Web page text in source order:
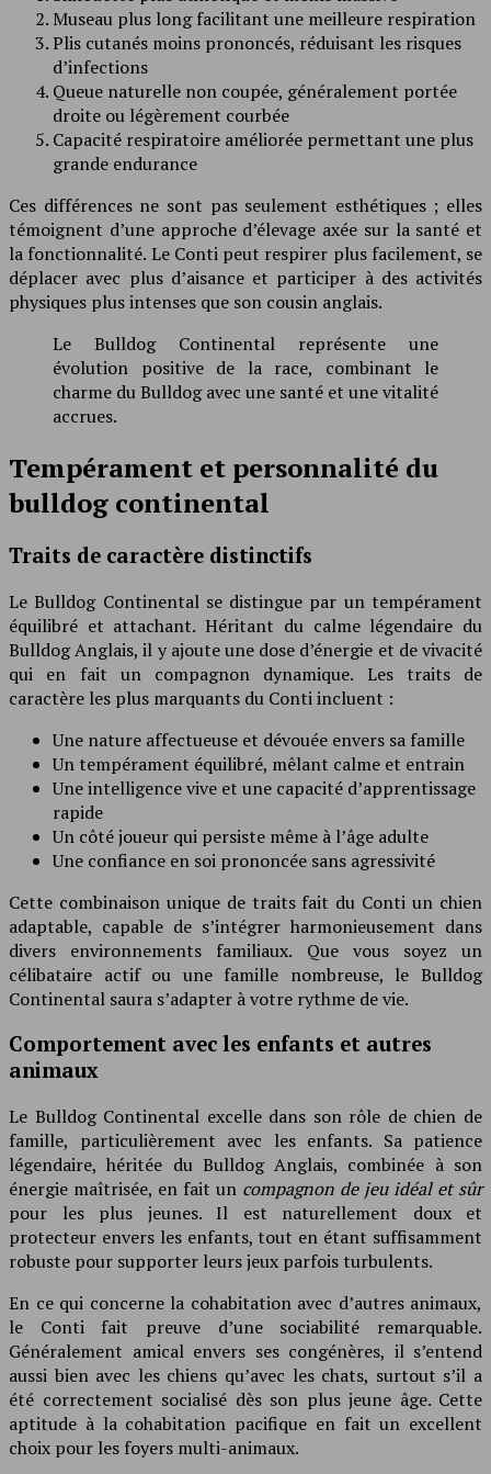
Museau plus long facilitant une meilleure respiration
Plis cutanés moins prononcés, réduisant les risques
d’infections
Queue naturelle non coupée, généralement portée
droite ou légèrement courbée
Capacité respiratoire améliorée permettant une plus
grande endurance
Ces différences ne sont pas seulement esthétiques ; elles
témoignent d’une approche d’élevage axée sur la santé et
la fonctionnalité. Le Conti peut respirer plus facilement, se
déplacer avec plus d’aisance et participer à des activités
physiques plus intenses que son cousin anglais.
Le Bulldog Continental représente une
évolution positive de la race, combinant le
charme du Bulldog avec une santé et une vitalité
accrues.
Tempérament et personnalité du
bulldog continental
Traits de caractère distinctifs
Le Bulldog Continental se distingue par un tempérament
équilibré et attachant. Héritant du calme légendaire du
Bulldog Anglais, il y ajoute une dose d’énergie et de vivacité
qui en fait un compagnon dynamique. Les traits de
caractère les plus marquants du Conti incluent :
Une nature affectueuse et dévouée envers sa famille
Un tempérament équilibré, mêlant calme et entrain
Une intelligence vive et une capacité d’apprentissage
rapide
Un côté joueur qui persiste même à l’âge adulte
Une confiance en soi prononcée sans agressivité
Cette combinaison unique de traits fait du Conti un chien
adaptable, capable de s’intégrer harmonieusement dans
divers environnements familiaux. Que vous soyez un
célibataire actif ou une famille nombreuse, le Bulldog
Continental saura s’adapter à votre rythme de vie.
Comportement avec les enfants et autres
animaux
Le Bulldog Continental excelle dans son rôle de chien de
famille, particulièrement avec les enfants. Sa patience
légendaire, héritée du Bulldog Anglais, combinée à son
énergie maîtrisée, en fait un compagnon de jeu idéal et sûr
pour les plus jeunes. Il est naturellement doux et
protecteur envers les enfants, tout en étant suffisamment
robuste pour supporter leurs jeux parfois turbulents.
En ce qui concerne la cohabitation avec d’autres animaux,
le Conti fait preuve d’une sociabilité remarquable.
Généralement amical envers ses congénères, il s’entend
aussi bien avec les chiens qu’avec les chats, surtout s’il a
été correctement socialisé dès son plus jeune âge. Cette
aptitude à la cohabitation pacifique en fait un excellent
choix pour les foyers multi-animaux.